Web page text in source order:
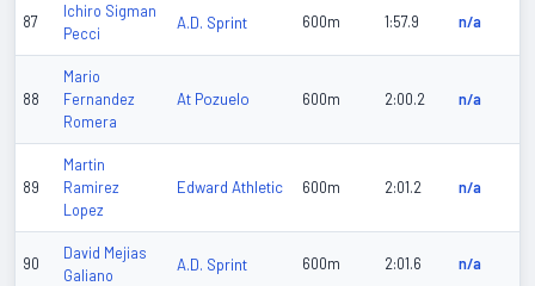
87
Ichiro Sigman
Pecci
A.D. Sprint 600m 1:57.9 n/a
88
Mario
Fernandez
Romera
At Pozuelo 600m 2:00.2 n/a
89
Martin
Ramirez
Lopez
Edward Athletic 600m 2:01.2 n/a
90
David Mejias
Galiano
A.D. Sprint 600m 2:01.6 n/a